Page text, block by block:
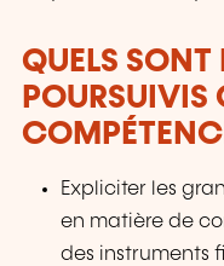
QUELS SONT
POURSUIVIS
Expliciter les
en matière de
des instruments